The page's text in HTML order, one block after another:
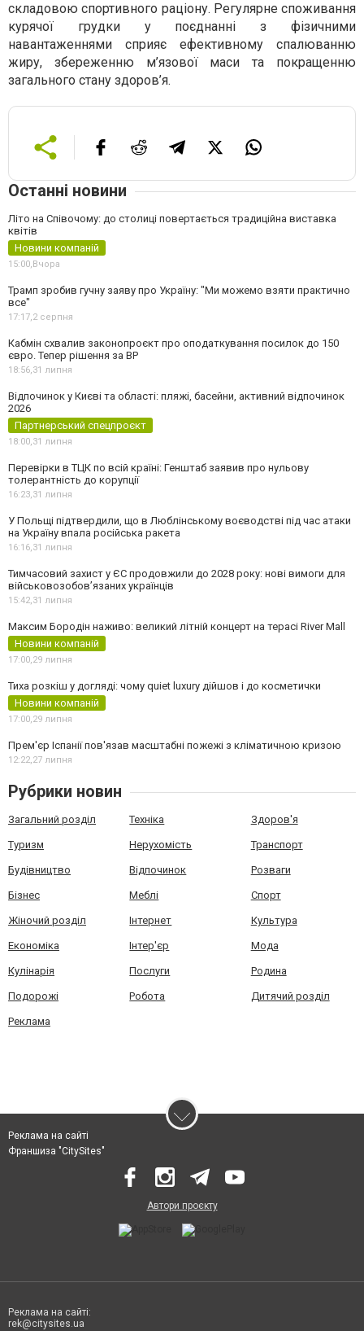
складовою спортивного раціону. Регулярне споживання
курячої грудки у поєднанні з фізичними
навантаженнями сприяє ефективному спалюванню
жиру, збереженню м’язової маси та покращенню
загального стану здоров’я.
Останні новини
Літо на Співочому: до столиці повертається традиційна виставка
квітів
Новини компаній
15:00,Вчора
Трамп зробив гучну заяву про Україну: "Ми можемо взяти практично
все"
17:17,2 серпня
Кабмін схвалив законопроєкт про оподаткування посилок до 150
євро. Тепер рішення за ВР
18:56,31 липня
Відпочинок у Києві та області: пляжі, басейни, активний відпочинок
2026
Партнерський спецпроєкт
18:00,31 липня
Перевірки в ТЦК по всій країні: Генштаб заявив про нульову
толерантність до корупції
16:23,31 липня
У Польщі підтвердили, що в Люблінському воєводстві під час атаки
на Україну впала російська ракета
16:16,31 липня
Тимчасовий захист у ЄС продовжили до 2028 року: нові вимоги для
військовозобов’язаних українців
15:42,31 липня
Максим Бородін наживо: великий літній концерт на терасі River Mall
Новини компаній
17:00,29 липня
Тиха розкіш у догляді: чому quiet luxury дійшов і до косметички
Новини компаній
17:00,29 липня
Прем'єр Іспанії пов'язав масштабні пожежі з кліматичною кризою
12:22,27 липня
Рубрики новин
Загальний розділ Техніка Здоров'я
Туризм Нерухомість Транспорт
Будівництво Відпочинок Розваги
Бізнес Меблі Спорт
Жіночий розділ Інтернет Культура
Економіка Інтер'єр Мода
Кулінарія Послуги Родина
Подорожі Робота Дитячий розділ
Реклама
Реклама на сайті
Франшиза "CitySites"
Автори проєкту
Реклама на сайті:
rek@citysites.ua